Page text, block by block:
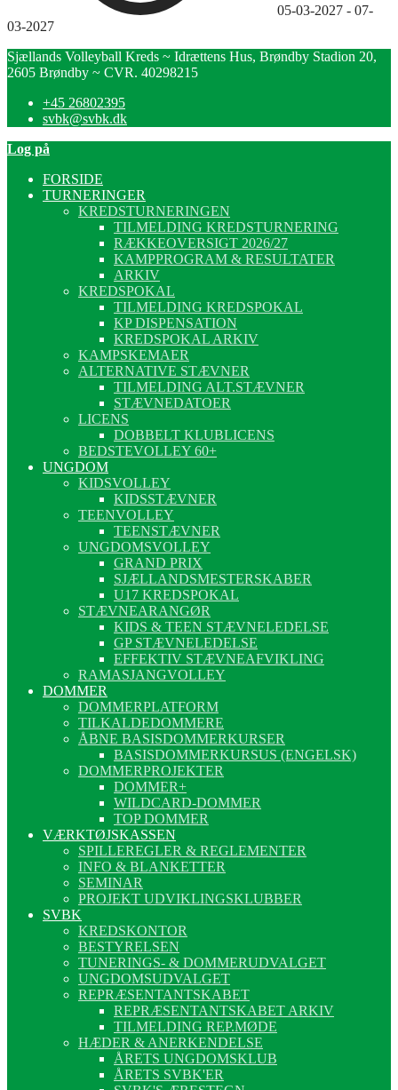
05-03-2027 - 07-
03-2027
Sjællands Volleyball Kreds ~ Idrættens Hus, Brøndby Stadion 20,
2605 Brøndby ~ CVR. 40298215
+45 26802395
svbk@svbk.dk
Log på
FORSIDE
TURNERINGER
KREDSTURNERINGEN
TILMELDING KREDSTURNERING
RÆKKEOVERSIGT 2026/27
KAMPPROGRAM & RESULTATER
ARKIV
KREDSPOKAL
TILMELDING KREDSPOKAL
KP DISPENSATION
KREDSPOKAL ARKIV
KAMPSKEMAER
ALTERNATIVE STÆVNER
TILMELDING ALT.STÆVNER
STÆVNEDATOER
LICENS
DOBBELT KLUBLICENS
BEDSTEVOLLEY 60+
UNGDOM
KIDSVOLLEY
KIDSSTÆVNER
TEENVOLLEY
TEENSTÆVNER
UNGDOMSVOLLEY
GRAND PRIX
SJÆLLANDSMESTERSKABER
U17 KREDSPOKAL
STÆVNEARANGØR
KIDS & TEEN STÆVNELEDELSE
GP STÆVNELEDELSE
EFFEKTIV STÆVNEAFVIKLING
RAMASJANGVOLLEY
DOMMER
DOMMERPLATFORM
TILKALDEDOMMERE
ÅBNE BASISDOMMERKURSER
BASISDOMMERKURSUS (ENGELSK)
DOMMERPROJEKTER
DOMMER+
WILDCARD-DOMMER
TOP DOMMER
VÆRKTØJSKASSEN
SPILLEREGLER & REGLEMENTER
INFO & BLANKETTER
SEMINAR
PROJEKT UDVIKLINGSKLUBBER
SVBK
KREDSKONTOR
BESTYRELSEN
TUNERINGS- & DOMMERUDVALGET
UNGDOMSUDVALGET
REPRÆSENTANTSKABET
REPRÆSENTANTSKABET ARKIV
TILMELDING REP.MØDE
HÆDER & ANERKENDELSE
ÅRETS UNGDOMSKLUB
ÅRETS SVBK'ER